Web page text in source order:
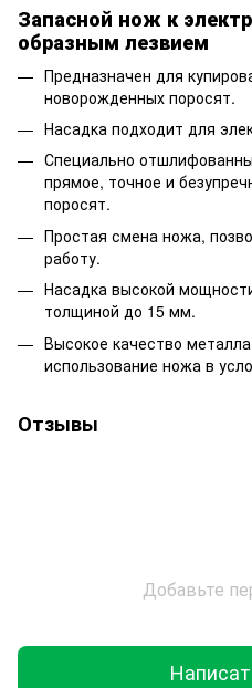
Запасной нож к
образным лезвием
Предназначен для
новорожденных поросят.
Насадка подходит для
Специально
прямое, точное и
поросят.
Простая смена ножа,
работу.
Насадка высокой
толщиной до 15 мм.
Высокое качество
использование ножа в
Отзывы
Добавьте